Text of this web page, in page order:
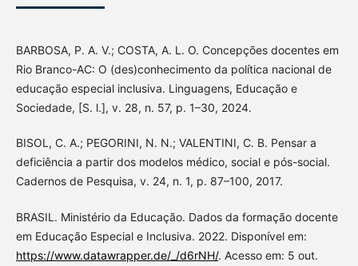
BARBOSA, P. A. V.; COSTA, A. L. O. Concepções docentes em
Rio Branco-AC: O (des)conhecimento da política nacional de
educação especial inclusiva. Linguagens, Educação e
Sociedade, [S. l.], v. 28, n. 57, p. 1–30, 2024.
BISOL, C. A.; PEGORINI, N. N.; VALENTINI, C. B. Pensar a
deficiência a partir dos modelos médico, social e pós-social.
Cadernos de Pesquisa, v. 24, n. 1, p. 87–100, 2017.
BRASIL. Ministério da Educação. Dados da formação docente
em Educação Especial e Inclusiva. 2022. Disponível em:
https://www.datawrapper.de/_/d6rNH/. Acesso em: 5 out.